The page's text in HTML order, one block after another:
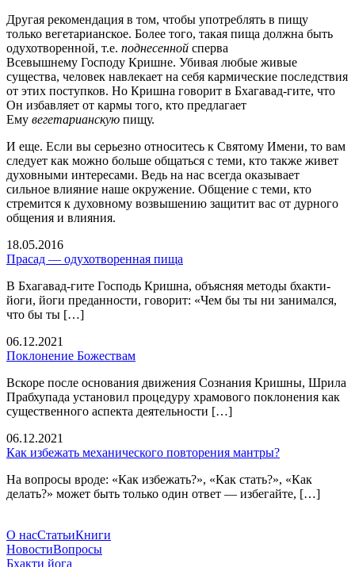
Другая рекомендация в том, чтобы употреблять в пищу
только вегетарианское. Более того, такая пища должна быть
одухотворенной, т.е. поднесенной сперва
Всевышнему Господу Кришне. Убивая любые живые
существа, человек навлекает на себя кармические последствия
от этих поступков. Но Кришна говорит в Бхагавад-гите, что
Он избавляет от кармы того, кто предлагает
Ему вегетарианскую пищу.
И еще. Если вы серьезно относитесь к Святому Имени, то вам
следует как можно больше общаться с теми, кто также живет
духовными интересами. Ведь на нас всегда оказывает
сильное влияние наше окружение. Общение с теми, кто
стремится к духовному возвышению защитит вас от дурного
общения и влияния.
18.05.2016
Прасад — одухотворенная пища
В Бхагавад-гите Господь Кришна, объясняя методы бхакти-
йоги, йоги преданности, говорит: «Чем бы ты ни занимался,
что бы ты […]
06.12.2021
Поклонение Божествам
Вскоре после основания движения Сознания Кришны, Шрила
Прабхупада установил процедуру храмового поклонения как
существенного аспекта деятельности […]
06.12.2021
Как избежать механического повторения мантры?
На вопросы вроде: «Как избежать?», «Как стать?», «Как
делать?» может быть только один ответ — избегайте, […]
О насСтатьиКниги
НовостиВопросы
Бхакти йога